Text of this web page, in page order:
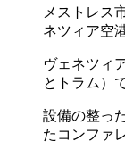
メストレス
ネツィア空
ヴェネツィ
とトラム）
設備の整っ
たコンファ